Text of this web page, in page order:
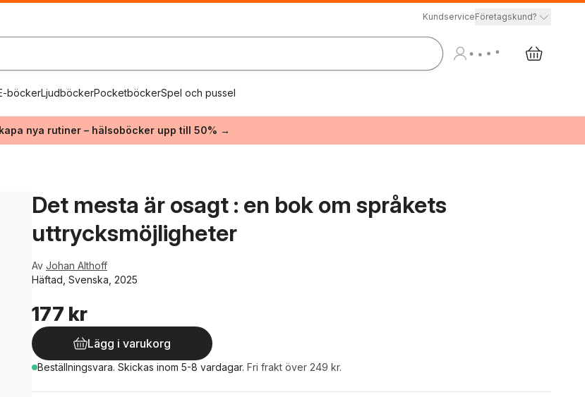
KundserviceFöretagskund?
böckerLjudböckerPocketböckerSpel och pussel
nya rutiner – hälsoböcker upp till 50% →
Det mesta är osagt : en bok om språkets
uttrycksmöjligheter
Av Johan Althoff
Häftad, Svenska, 2025
177 kr
Lägg i varukorg
Beställningsvara. Skickas inom 5-8 vardagar. Fri frakt över 249 kr.